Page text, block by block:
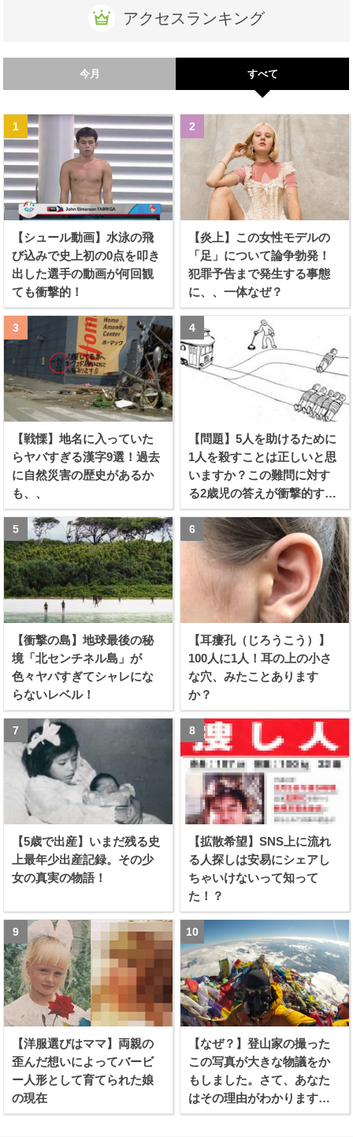
アクセスランキング
今月 すべて
【シュール動画】水泳の飛
び込みで史上初の0点を叩き
出した選手の動画が何回観
ても衝撃的！
【炎上】この女性モデルの
「足」について論争勃発！
犯罪予告まで発生する事態
に、、一体なぜ？
【戦慄】地名に入っていた
らヤバすぎる漢字9選！過去
に自然災害の歴史があるか
も、、
【問題】5人を助けるために
1人を殺すことは正しいと思
いますか？この難問に対す
る2歳児の答えが衝撃的すぎ
る！！
【衝撃の島】地球最後の秘
境「北センチネル島」が
色々ヤバすぎてシャレにな
らないレベル！
【耳瘻孔（じろうこう）】
100人に1人！耳の上の小さ
な穴、みたことあります
か？
【5歳で出産】いまだ残る史
上最年少出産記録。その少
女の真実の物語！
【拡散希望】SNS上に流れ
る人探しは安易にシェアし
ちゃいけないって知って
た！？
【洋服選びはママ】両親の
歪んだ想いによってバービ
ー人形として育てられた娘
の現在
【なぜ？】登山家の撮った
この写真が大きな物議をか
もしました。さて、あなた
はその理由がわかります
か？